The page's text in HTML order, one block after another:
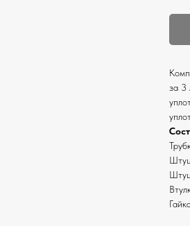
за 3